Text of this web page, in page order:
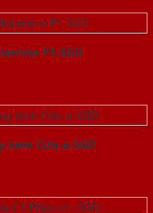
P1-SGD
nam Cửa-a-SGD